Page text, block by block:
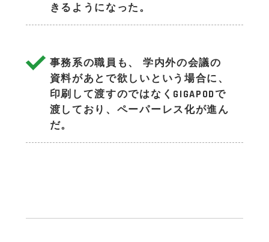
きるようになった。
事務系の職員も、 学内外の会議の
資料があとで欲しいという場合に、
印刷して渡すのではなくGIGAPODで
渡しており、ペーパーレス化が進ん
だ。